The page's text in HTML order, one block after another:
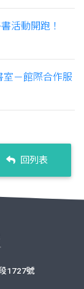
活動開跑！
室－館際合作服
回列表
1727號